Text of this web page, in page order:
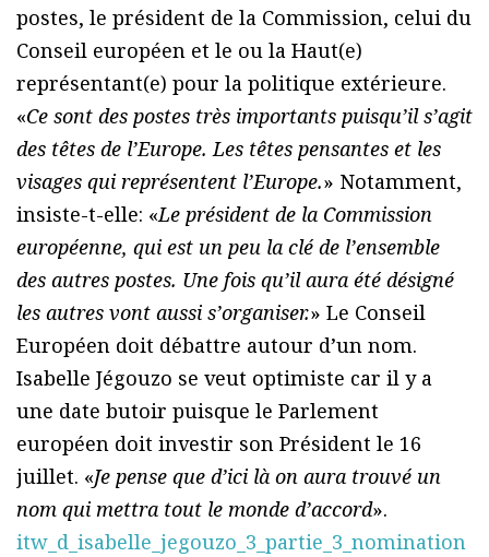
postes, le président de la Commission, celui du
Conseil européen et le ou la Haut(e)
représentant(e) pour la politique extérieure.
«Ce sont des postes très importants puisqu’il s’agit
des têtes de l’Europe. Les têtes pensantes et les
visages qui représentent l’Europe.» Notamment,
insiste-t-elle: «Le président de la Commission
européenne, qui est un peu la clé de l’ensemble
des autres postes. Une fois qu’il aura été désigné
les autres vont aussi s’organiser.» Le Conseil
Européen doit débattre autour d’un nom.
Isabelle Jégouzo se veut optimiste car il y a
une date butoir puisque le Parlement
européen doit investir son Président le 16
juillet. «Je pense que d’ici là on aura trouvé un
nom qui mettra tout le monde d’accord».
itw_d_isabelle_jegouzo_3_partie_3_nomination